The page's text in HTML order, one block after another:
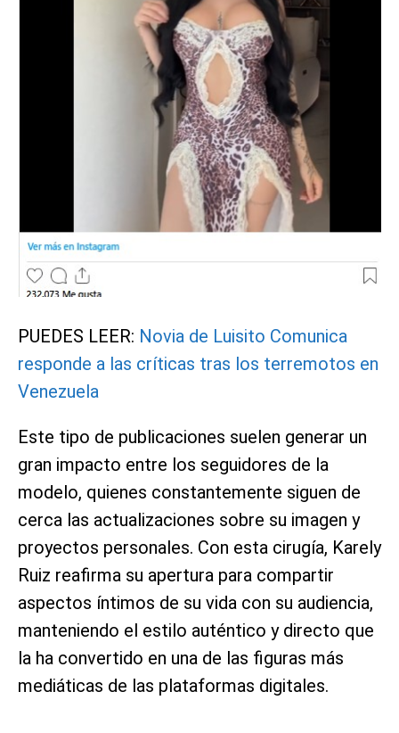
PUEDES LEER: Novia de Luisito Comunica
responde a las críticas tras los terremotos en
Venezuela
Este tipo de publicaciones suelen generar un
gran impacto entre los seguidores de la
modelo, quienes constantemente siguen de
cerca las actualizaciones sobre su imagen y
proyectos personales. Con esta cirugía, Karely
Ruiz reafirma su apertura para compartir
aspectos íntimos de su vida con su audiencia,
manteniendo el estilo auténtico y directo que
la ha convertido en una de las figuras más
mediáticas de las plataformas digitales.